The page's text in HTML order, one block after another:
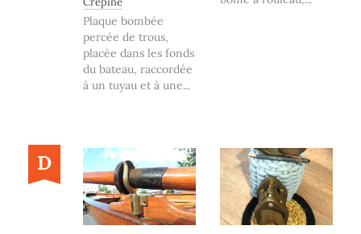
Plaque bombée
percée de trous,
placée dans les fonds
du bateau, raccordée
à un tuyau et à une...
D